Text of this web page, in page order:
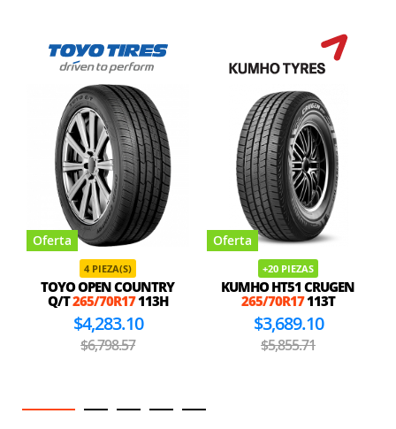
Oferta
4 PIEZA(S)
TOYO OPEN COUNTRY
Q/T265/70R17113H
$4,283.10
$6,798.57
Oferta
+20 PIEZAS
KUMHO HT51 CRUGEN
265/70R17113T
$3,689.10
$5,855.71